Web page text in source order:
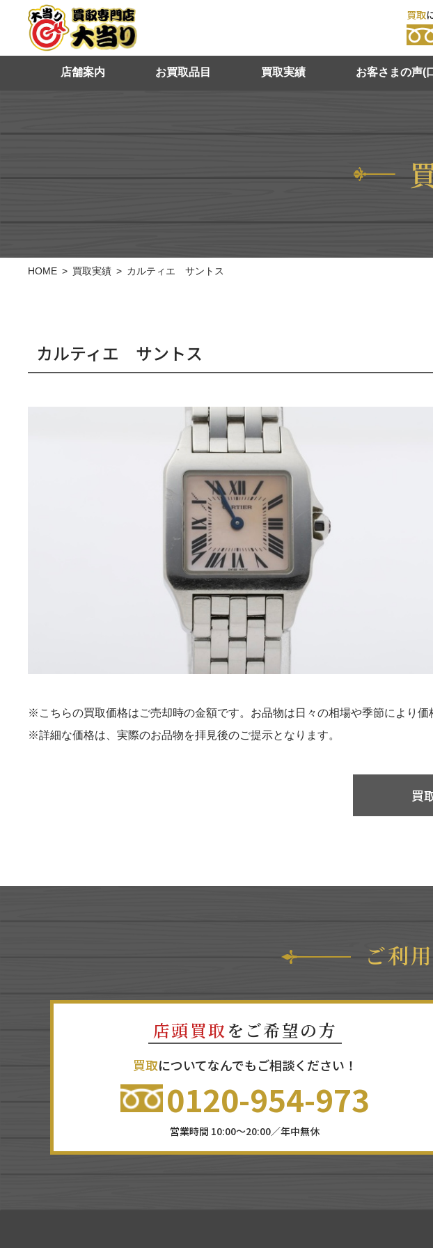
買取
店舗案内 お買取品目 買取実績 お客さまの声(
HOME 買取実績 カルティエ サントス
カルティエ サントス
※こちらの買取価格はご売却時の金額です。お品物は日々の相場や季節により価
※詳細な価格は、実際のお品物を拝見後のご提示となります。
買
ご利
店頭買取をご希望の方
買取についてなんでもご相談ください！
0120-954-973
営業時間 10:00～20:00／年中無休